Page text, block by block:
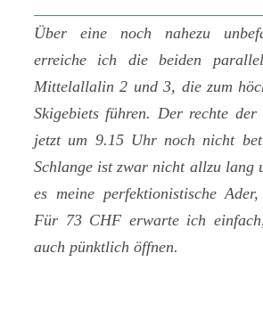
Über eine noch nahezu
erreiche ich die beiden
Mittelallalin 2 und 3, die zum
Skigebiets führen. Der rechte
jetzt um 9.15 Uhr noch nicht
Schlange ist zwar nicht allzu lang
es meine perfektionistische
Für 73 CHF erwarte ich
auch pünktlich öffnen.